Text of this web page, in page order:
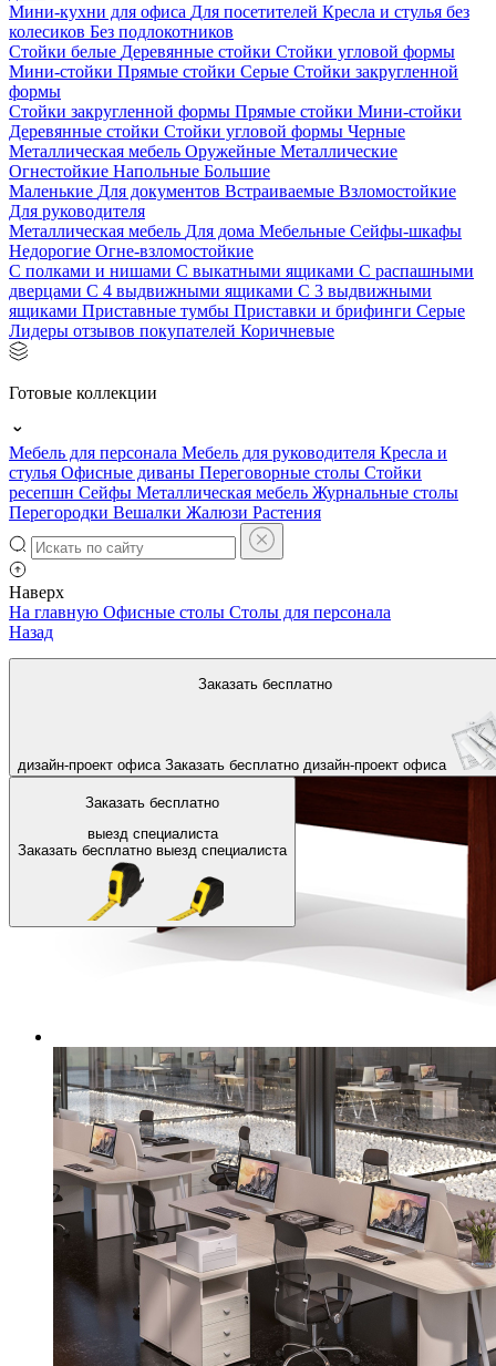
Мини-кухни для офиса Для посетителей Кресла и стулья без
колесиков Без подлокотников
Стойки белые Деревянные стойки Стойки угловой формы
Мини-стойки Прямые стойки Серые Стойки закругленной
формы
Стойки закругленной формы Прямые стойки Мини-стойки
Деревянные стойки Стойки угловой формы Черные
Металлическая мебель Оружейные Металлические
Огнестойкие Напольные Большие
Маленькие Для документов Встраиваемые Взломостойкие
Для руководителя
Металлическая мебель Для дома Мебельные Сейфы-шкафы
Недорогие Огне-взломостойкие
С полками и нишами С выкатными ящиками С распашными
дверцами С 4 выдвижными ящиками С 3 выдвижными
ящиками Приставные тумбы Приставки и брифинги Серые
Лидеры отзывов покупателей Коричневые
Готовые коллекции
Мебель для персонала Мебель для руководителя Кресла и
стулья Офисные диваны Переговорные столы Стойки
ресепшн Сейфы Металлическая мебель Журнальные столы
Перегородки Вешалки Жалюзи Растения
Наверх
Заказать бесплатно
дизайн-проект офиса Заказать бесплатно дизайн-проект офиса
Заказать бесплатно
выезд специалиста
Заказать бесплатно выезд специалиста
На главную Офисные столы Столы для персонала
Назад